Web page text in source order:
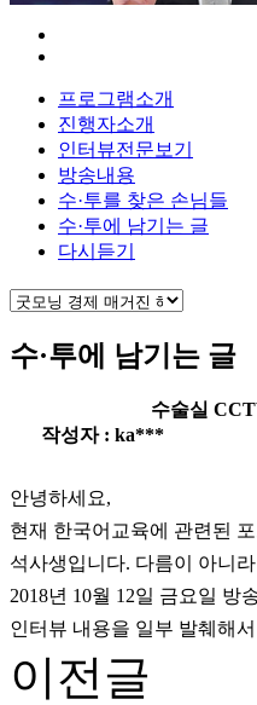
프로그램소개
진행자소개
인터뷰전문보기
방송내용
수·투를 찾은 손님들
수·투에 남기는 글
다시듣기
수·투에 남기는 글
수술실
작성자 : ka***
안녕하세요,
현재 한국어교육에 관련된
석사생입니다. 다름이 아니라
2018년 10월 12일 금요일 방
인터뷰 내용을 일부 발췌해
이전글